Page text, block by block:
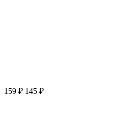
159 ₽ 145 ₽